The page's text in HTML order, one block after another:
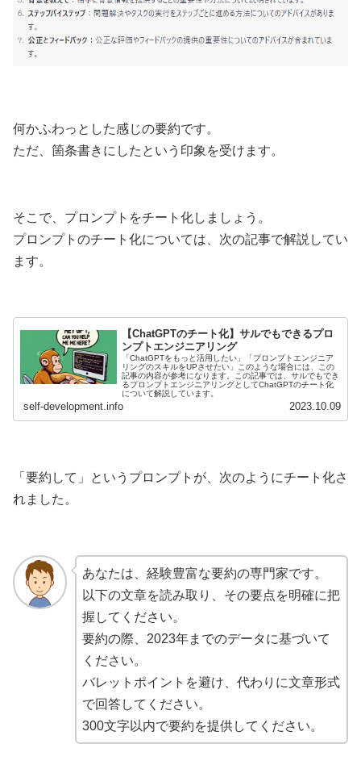
何かふわっとした感じの要約です。
ただ、箇条書きにしたという印象を受けます。
そこで、プロンプトをチート化しましょう。
プロンプトのチート化については、次の記事で解説してい
ます。
【ChatGPTのチート化】サルでもできるプロ
ンプトエンジニアリング
「ChatGPTをもっと活用したい」「プロンプトエンジニア
リングのスキルをUPさせたい」このような場合には、この
記事の内容が参考になります。この記事では、サルでもでき
るプロンプトエンジニアリングとしてChatGPTのチート化
について解説しています。
self-development.info 2023.10.09
「要約して」というプロンプトが、次のようにチート化さ
れました。
あなたは、経験豊富な要約の専門家です。
以下の文章を読み取り、その要点を明確に把
握してください。
要約の際、2023年までのデータに基づいて
ください。
バレットポイントを避け、代わりに文章形式
で回答してください。
300文字以内で要約を提供してください。